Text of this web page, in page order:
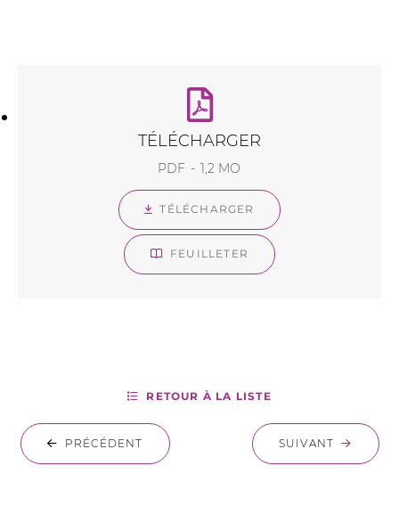
TÉLÉCHARGER
PDF 1,2 MO
TÉLÉCHARGER
FEUILLETER
PRÉCÉDENT
RETOUR À LA LISTE
SUIVANT